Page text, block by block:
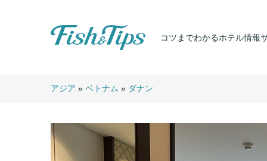
コツまでわかるホテル情報
アジア » ベトナム » ダナン